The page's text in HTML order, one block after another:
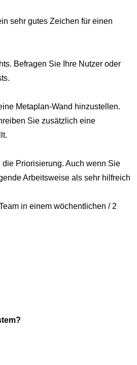
sehr gutes Zeichen für einen
Befragen Sie Ihre Nutzer oder
Metaplan-Wand hinzustellen.
Sie zusätzlich eine
Priorisierung. Auch wenn Sie
Arbeitsweise als sehr hilfreich
in einem wöchentlichen / 2